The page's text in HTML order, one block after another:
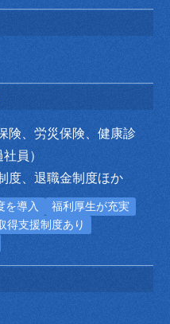
険、労災保険、健康診
員）
度、退職金制度ほか
を導入
福利厚生が充実
得支援制度あり